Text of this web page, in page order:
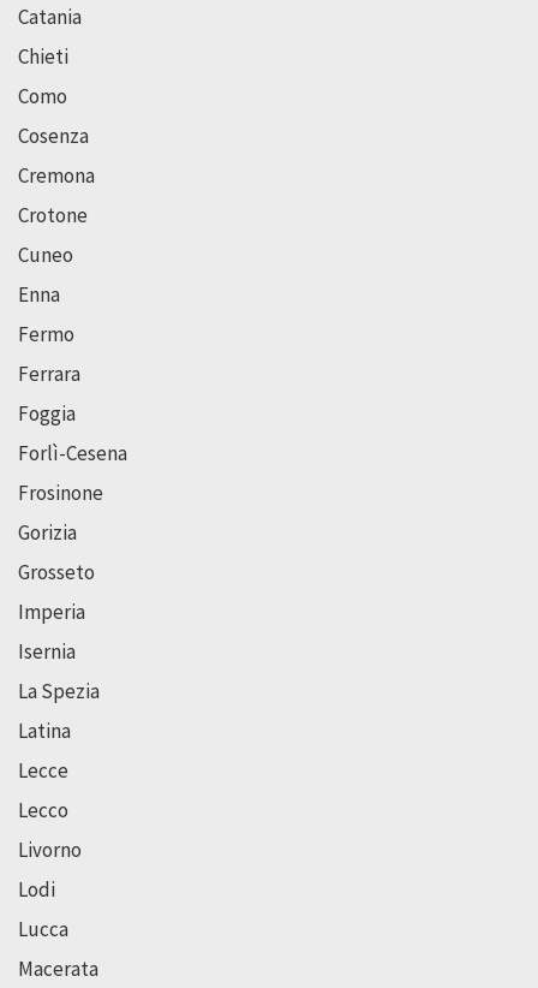
Catania
Chieti
Como
Cosenza
Cremona
Crotone
Cuneo
Enna
Fermo
Ferrara
Foggia
Forlì-Cesena
Frosinone
Gorizia
Grosseto
Imperia
Isernia
La Spezia
Latina
Lecce
Lecco
Livorno
Lodi
Lucca
Macerata